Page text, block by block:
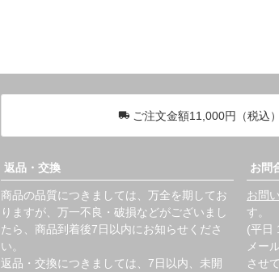
ご注文金額11,000円（税込
返品・交換
商品の品質につきましては、万全を期してお
りますが、万一不良・破損などがございまし
たら、商品到着後7日以内にお知らせくださ
い。
返品・交換につきましては、7日以内、未開
お問
お問
す。
(平日
メー
させ